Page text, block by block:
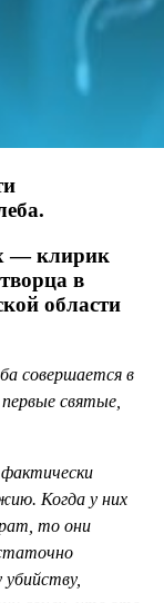
— клирик
в
области
совершается в
святые,
Когда у них
то они